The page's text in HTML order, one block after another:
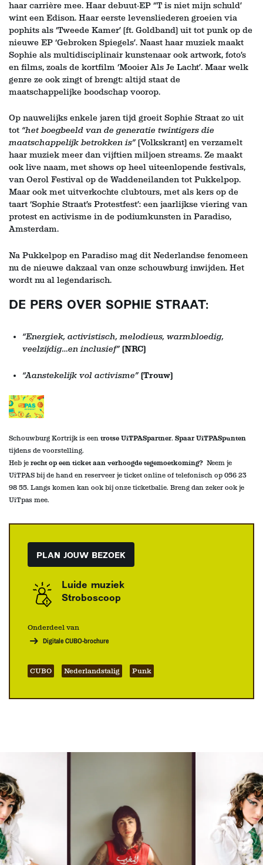
haar carrière mee. Haar debuut-EP ‘’T is niet mijn schuld’
wint een Edison. Haar eerste levensliederen groeien via
pophits als ‘Tweede Kamer’ (ft. Goldband) uit tot punk op de
nieuwe EP ‘Gebroken Spiegels’. Naast haar muziek maakt
Sophie als multidisciplinair kunstenaar ook artwork, foto’s
en films, zoals de kortfilm ‘Mooier Als Je Lacht’. Maar welk
genre ze ook zingt of brengt: altijd staat de
maatschappelijke boodschap voorop.
Op nauwelijks enkele jaren tijd groeit Sophie Straat zo uit
tot “het boegbeeld van de generatie twintigers die
maatschappelijk betrokken is”(Volkskrant) en verzamelt
haar muziek meer dan vijftien miljoen streams. Ze maakt
ook live naam, met shows op heel uiteenlopende festivals,
van Oerol Festival op de Waddeneilanden tot Pukkelpop.
Maar ook met uitverkochte clubtours, met als kers op de
taart ‘Sophie Straat’s Protestfest’: een jaarlijkse viering van
protest en activisme in de podiumkunsten in Paradiso,
Amsterdam.
Na Pukkelpop en Paradiso mag dit Nederlandse fenomeen
nu de nieuwe dakzaal van onze schouwburg inwijden. Het
wordt nu al legendarisch.
DE PERS OVER SOPHIE STRAAT:
“Energiek, activistisch, melodieus, warmbloedig,
veelzijdig…en inclusief”(NRC)
“Aanstekelijk vol activisme” (Trouw)
Schouwburg Kortrijk is een trotse UiTPASpartner. Spaar UiTPASpunten
tijdens de voorstelling.
Heb je recht op een ticket aan verhoogde tegemoetkoming? Neem je
UiTPAS bij de hand en reserveer je ticket online of telefonisch op 056 23
98 55. Langs komen kan ook bij onze ticketbalie. Breng dan zeker ook je
UiTpas mee.
PLAN JOUW BEZOEK
Luide muziek
Stroboscoop
Onderdeel van
Digitale CUBO-brochure
CUBO Nederlandstalig Punk